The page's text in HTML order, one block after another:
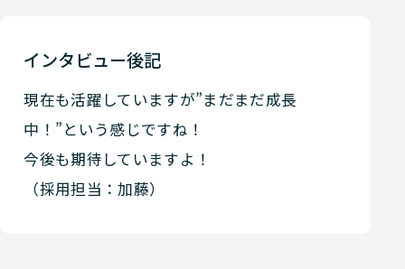
インタビュー後記
現在も活躍していますが”まだまだ成長
中！”という感じですね！
今後も期待していますよ！
（採用担当：加藤）